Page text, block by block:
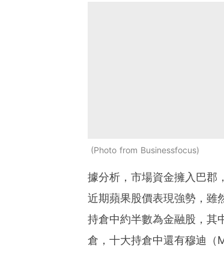
Photo from Businessfocus
據分析，市場資金擁入巴郡
近期蘋果股價表現強勢，雖
持倉中約半數為金融股，其
倉，十大持倉中還有穆迪（